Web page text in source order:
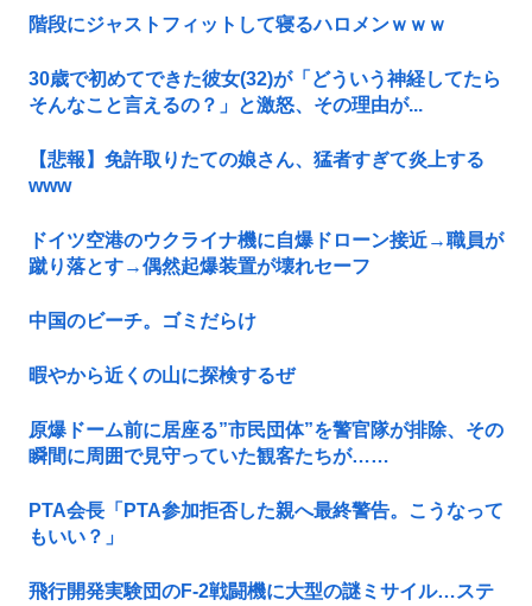
階段にジャストフィットして寝るハロメンｗｗｗ
30歳で初めてできた彼女(32)が「どういう神経してたら
そんなこと言えるの？」と激怒、その理由が...
【悲報】免許取りたての娘さん、猛者すぎて炎上する
www
ドイツ空港のウクライナ機に自爆ドローン接近→職員が
蹴り落とす→偶然起爆装置が壊れセーフ
中国のビーチ。ゴミだらけ
暇やから近くの山に探検するぜ
原爆ドーム前に居座る”市民団体”を警官隊が排除、その
瞬間に周囲で見守っていた観客たちが……
PTA会長「PTA参加拒否した親へ最終警告。こうなって
もいい？」
飛行開発実験団のF-2戦闘機に大型の謎ミサイル…ステ